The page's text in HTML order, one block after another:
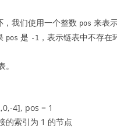
，我们使用一个整数 pos 来表
pos 是 -1 ，表示链表中不存在
4], pos = 1
的索引为 1 的节点